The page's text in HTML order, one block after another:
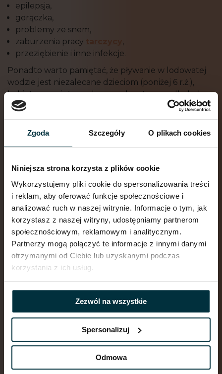
Zgoda Szczegóły O plikach cookies
Niniejsza strona korzysta z plików cookie
Wykorzystujemy pliki cookie do spersonalizowania treści
i reklam, aby oferować funkcje społecznościowe i
analizować ruch w naszej witrynie. Informacje o tym, jak
korzystasz z naszej witryny, udostępniamy partnerom
społecznościowym, reklamowym i analitycznym.
Partnerzy mogą połączyć te informacje z innymi danymi
otrzymanymi od Ciebie lub uzyskanymi podczas
korzystania z ich usług.
Zezwól na wszystkie
Spersonalizuj
Odmowa
epilepsja,
gorączka,
problemy ze snem,
zaburzenia pracy tarczycy ,
przeziębienie i inne infekcje.
Ponadto warto pamiętać, że pływanie w lodowatej
wodzie jest niezalecane dzieciom (poniżej 6 r.ż.),
kobietom w ciąży, osobom pod wpływem alkoholu
i innych substancji psychoaktywnych, a także
każdemu w stanie przesadnego zmęczenia.
Negatywne skutki morsowania
związanego z morsowaniem. Lodowata woda
a oddziaływanie wyjątkowo niskiej temperatury
zwiększa ryzyko wyziębienia organizmu (hipotermii).
Następstwami hipotermii są m.in. spłycenie oddechu,
pogorszenie skupienia czy przyspieszenia pracy
mięśnia sercowego. Ponadto zbyt długie
oddziaływanie zimna może spowodować
odmrożenie placów rąk i stóp. Intensywne
odmrożenie może jednak zakończyć się martwicą
Krótki poradnik jak rozpocząć
morsowanie
Mając pewność co do braku przeciwwskazań
zdrowotnych, możesz zaczynać przygodę
z morsowaniem. Nie porywaj się jednak z motyką